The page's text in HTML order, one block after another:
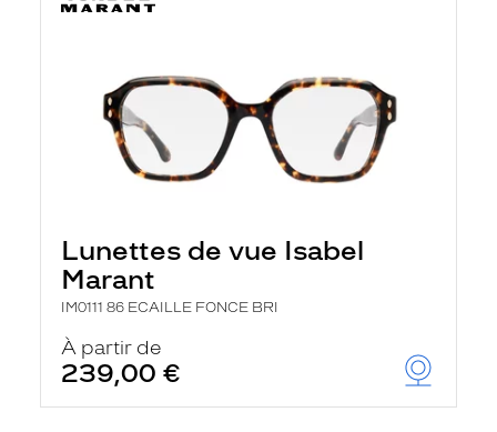
Lunettes de vue Isabel
Marant
IM0111 86 ECAILLE FONCE BRI
À partir de
239,00 €